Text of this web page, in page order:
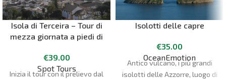
Isola di Terceira – Tour di
mezza giornata a piedi di
€39.00
Spot Tours
Inizia il tour con il prelievo dal
Isolotti delle capre
€35.00
OceanEmotion
Antico vulcano, i più grandi
isolotti delle Azzorre, luogo di